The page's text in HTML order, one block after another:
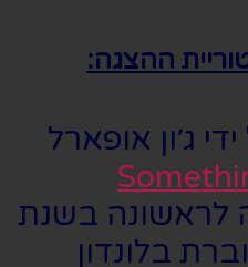
ההצגה:
ג׳ון אופארל
לראשונה בשנת
בלונדון